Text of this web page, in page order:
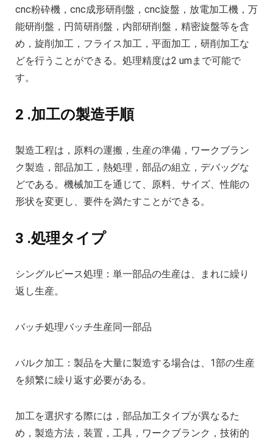
cnc粉砕機，cnc成形研削盤，cnc旋盤，放電加工機，万
能研削盤，円筒研削盤，内部研削盤，精密旋盤等を含
め，旋削加工，フライス加工，平面加工，研削加工な
どを行うことができる。処理精度は2 umまで可能で
す。
2 .加工の製造手順
製造工程は，原料の運搬，生産の準備，ワークブラン
ク製造，部品加工，熱処理，部品の組立，デバッグな
どである。機械加工を通じて、原料、サイズ、性能の
形状を変更し、要件を満たすことができる。
3 .処理タイプ
シングルピース処理：単一部品の生産は、まれに繰り
返し生産。
バッチ処理バッチ生産同一部品
バルク加工：製品を大量に製造する場合は、1部の生産
を頻繁に繰り返す必要がある。
加工を選択する際には，部品加工タイプが異なるた
め，製造方法，装置，工具，ワークブランク，技術的